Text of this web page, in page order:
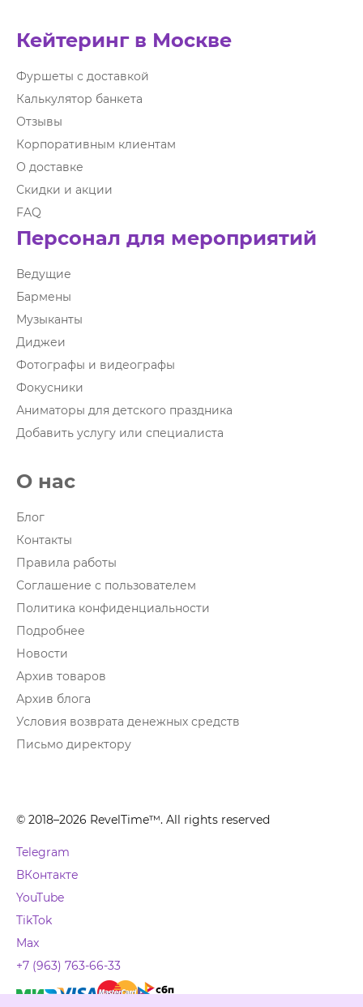
Кейтеринг в Москве
Фуршеты с доставкой
Калькулятор банкета
Отзывы
Корпоративным клиентам
О доставке
Скидки и акции
FAQ
Персонал для мероприятий
Ведущие
Бармены
Музыканты
Диджеи
Фотографы и видеографы
Фокусники
Аниматоры для детского праздника
Добавить услугу или специалиста
О нас
Блог
Контакты
Правила работы
Соглашение с пользователем
Политика конфиденциальности
Подробнее
Новости
Архив товаров
Архив блога
Условия возврата денежных средств
Письмо директору
© 2018–2026 RevelTime™. All rights reserved
Telegram
ВКонтакте
YouTube
TikTok
Max
+7 (963) 763-66-33